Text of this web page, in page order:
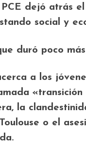
dejó atrás
social y
duró poco
a los
la
o el